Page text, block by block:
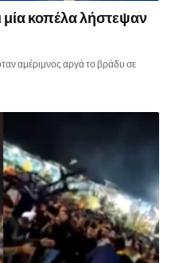
μία κοπέλα λήστεψαν
αμέριμνος αργά το βράδυ σε